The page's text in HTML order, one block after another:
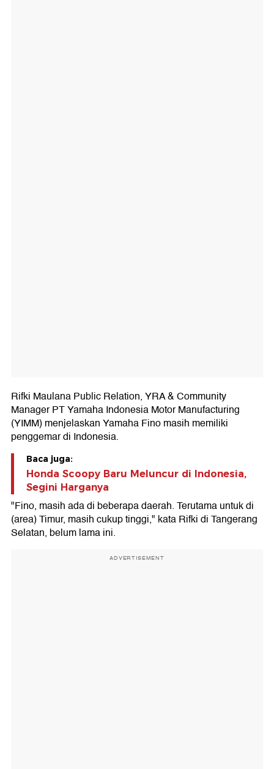
Rifki Maulana Public Relation, YRA & Community
Manager PT Yamaha Indonesia Motor Manufacturing
(YIMM) menjelaskan Yamaha Fino masih memiliki
penggemar di Indonesia.
Baca juga:
Honda Scoopy Baru Meluncur di Indonesia,
Segini Harganya
"Fino, masih ada di beberapa daerah. Terutama untuk di
(area) Timur, masih cukup tinggi," kata Rifki di Tangerang
Selatan, belum lama ini.
ADVERTISEMENT